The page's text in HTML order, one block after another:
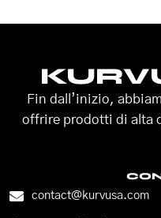
Fin dall’inizio,
offrire prodotti di alta
contact@kurvusa.com